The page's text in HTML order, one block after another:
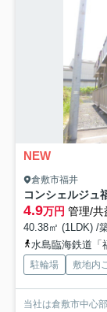
NEW
倉敷市福井
コンシェルジュ
4.9万円 管理/共
40.38㎡ (1LDK) /
水島臨海鉄道「
駐輪場 敷地内
当社は倉敷市中心